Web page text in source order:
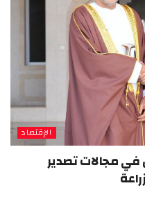
الإقتصاد
في مجالات تصدير